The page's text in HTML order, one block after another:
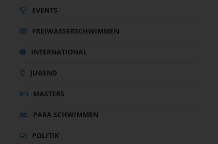
EVENTS
FREIWASSERSCHWIMMEN
INTERNATIONAL
JUGEND
MASTERS
PARA SCHWIMMEN
POLITIK